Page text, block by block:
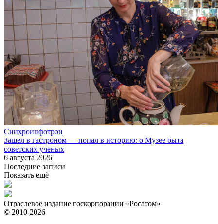
Синхроинфотрон
Зашел в гастроном — попал в историю: о Музее быта
советских ученых
6 августа 2026
Последние записи
Показать ещё
Отраслевое издание госкорпорации «Росатом»
© 2010-2026